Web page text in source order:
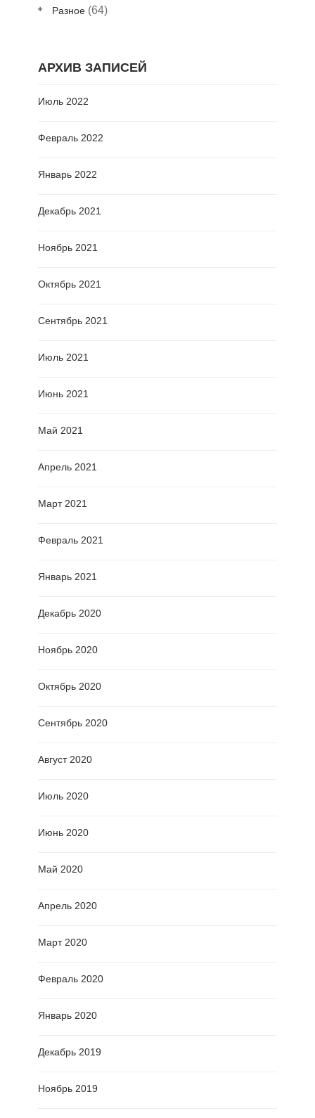
Разное (64)
АРХИВ ЗАПИСЕЙ
Июль 2022
Февраль 2022
Январь 2022
Декабрь 2021
Ноябрь 2021
Октябрь 2021
Сентябрь 2021
Июль 2021
Июнь 2021
Май 2021
Апрель 2021
Март 2021
Февраль 2021
Январь 2021
Декабрь 2020
Ноябрь 2020
Октябрь 2020
Сентябрь 2020
Август 2020
Июль 2020
Июнь 2020
Май 2020
Апрель 2020
Март 2020
Февраль 2020
Январь 2020
Декабрь 2019
Ноябрь 2019